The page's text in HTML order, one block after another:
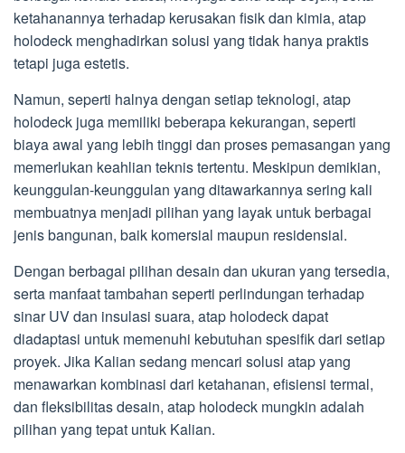
ketahanannya terhadap kerusakan fisik dan kimia, atap
holodeck menghadirkan solusi yang tidak hanya praktis
tetapi juga estetis.
Namun, seperti halnya dengan setiap teknologi, atap
holodeck juga memiliki beberapa kekurangan, seperti
biaya awal yang lebih tinggi dan proses pemasangan yang
memerlukan keahlian teknis tertentu. Meskipun demikian,
keunggulan-keunggulan yang ditawarkannya sering kali
membuatnya menjadi pilihan yang layak untuk berbagai
jenis bangunan, baik komersial maupun residensial.
Dengan berbagai pilihan desain dan ukuran yang tersedia,
serta manfaat tambahan seperti perlindungan terhadap
sinar UV dan insulasi suara, atap holodeck dapat
diadaptasi untuk memenuhi kebutuhan spesifik dari setiap
proyek. Jika Kalian sedang mencari solusi atap yang
menawarkan kombinasi dari ketahanan, efisiensi termal,
dan fleksibilitas desain, atap holodeck mungkin adalah
pilihan yang tepat untuk Kalian.